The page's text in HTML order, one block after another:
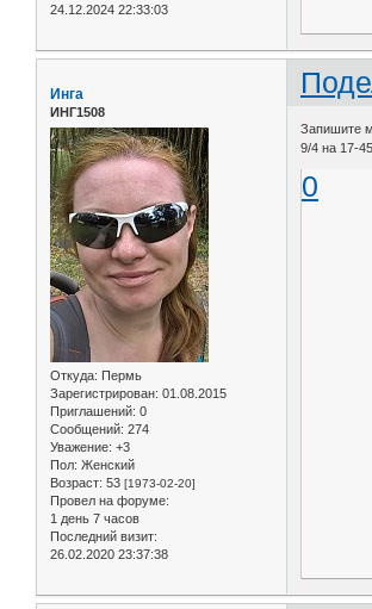
24.12.2024 22:33:03
Инга
ИНГ1508
Откуда: Пермь
Зарегистрирован: 01.08.2015
Приглашений: 0
Сообщений: 274
Уважение: +3
Пол: Женский
Возраст: 53 [1973-02-20]
Провел на форуме:
1 день 7 часов
Последний визит:
26.02.2020 23:37:38
Запишите
9/4 на 17-
0